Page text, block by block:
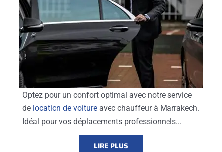
Optez pour un confort optimal avec notre service
de location de voiture avec chauffeur à Marrakech.
Idéal pour vos déplacements professionnels...
LIRE PLUS